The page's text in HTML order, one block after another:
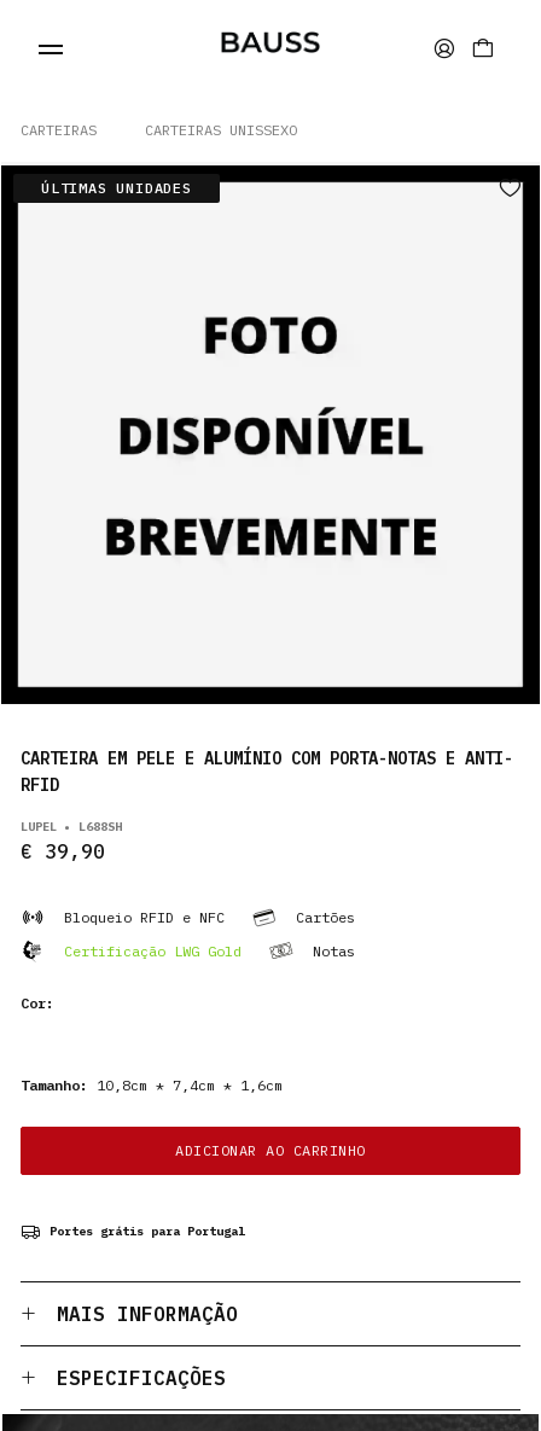
BOLSAS
CARTEIRAS CARTEIRAS UNISSEXO
ÚLTIMAS UNIDADES
CARTEIRA EM PELE E ALUMÍNIO COM PORTA-NOTAS E ANTI-
RFID
LUPEL • L688SH
€ 39,90
Bloqueio RFID e NFC
Cartões
Certificação LWG Gold
Notas
Cor:
Tamanho: 10,8cm * 7,4cm * 1,6cm
ADICIONAR AO CARRINHO
Portes grátis para Portugal
MAIS INFORMAÇÃO
ESPECIFICAÇÕES